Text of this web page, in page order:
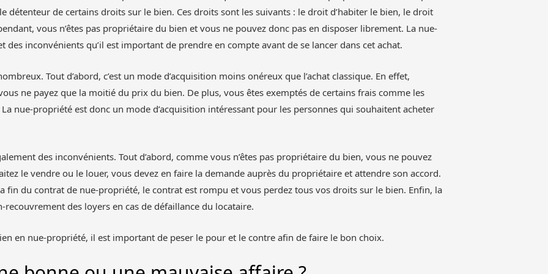
détenteur de certains droits sur le bien. Ces droits sont les suivants : le droit d’habiter le bien, le droit
vous n’êtes pas propriétaire du bien et vous ne pouvez donc pas en disposer librement. La nue-
des inconvénients qu’il est important de prendre en compte avant de se lancer dans cet achat.
Tout d’abord, c’est un mode d’acquisition moins onéreux que l’achat classique. En effet,
ne payez que la moitié du prix du bien. De plus, vous êtes exemptés de certains frais comme les
nue-propriété est donc un mode d’acquisition intéressant pour les personnes qui souhaitent acheter
des inconvénients. Tout d’abord, comme vous n’êtes pas propriétaire du bien, vous ne pouvez
le vendre ou le louer, vous devez en faire la demande auprès du propriétaire et attendre son accord.
fin du contrat de nue-propriété, le contrat est rompu et vous perdez tous vos droits sur le bien. Enfin, la
des loyers en cas de défaillance du locataire.
en nue-propriété, il est important de peser le pour et le contre afin de faire le bon choix.